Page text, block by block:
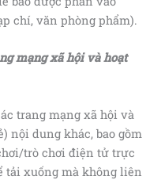
chí, văn phòng phẩm).
mạng xã hội và hoạt
trang mạng xã hội và
nội dung khác, bao gồm
trò chơi điện tử trực
tải xuống mà không liên